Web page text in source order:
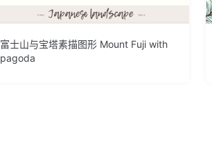
富士山与宝塔素描图形 Mount Fuji with
pagoda